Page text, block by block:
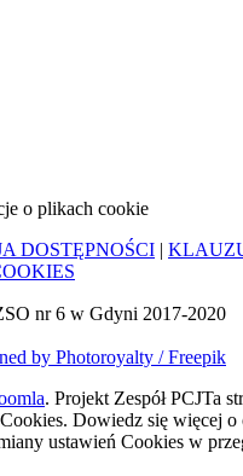
DOSTĘPNOŚCI |
nr 6 w Gdyni 2017-2020
by Photoroyalty / Freepik
. Projekt Zespół PCJ
o plikach cookie
Ta
Dowiedz się więcej o
ustawień Cookies w